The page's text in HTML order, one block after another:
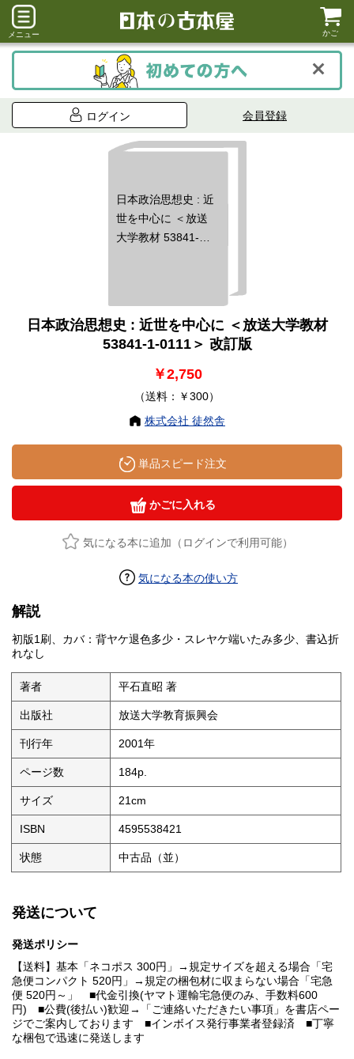
メニュー かご
ログイン 会員登録
日本政治思想史 : 近
世を中心に ＜放送
大学教材 53841-1-
日本政治思想史 : 近世を中心に ＜放送大学教材
53841-1-0111＞ 改訂版
￥2,750
（送料：￥300）
株式会社 徒然舎
単品スピード注文
かごに入れる
気になる本に追加（ログインで利用可能）
気になる本の使い方
解説
初版1刷、カバ：背ヤケ退色多少・スレヤケ端いたみ多少、書込折
れなし
著者 平石直昭 著
出版社 放送大学教育振興会
刊行年 2001年
ページ数 184p.
サイズ 21cm
ISBN 4595538421
状態 中古品（並）
発送について
発送ポリシー
【送料】基本「ネコポス 300円」→規定サイズを超える場合「宅
急便コンパクト 520円」→規定の梱包材に収まらない場合「宅急
便 520円～」 ■代金引換(ヤマト運輸宅急便のみ、手数料600
円) ■公費(後払い)歓迎→「ご連絡いただきたい事項」を書店ペー
ジでご案内しております ■インボイス発行事業者登録済 ■丁寧
な梱包で迅速に発送します